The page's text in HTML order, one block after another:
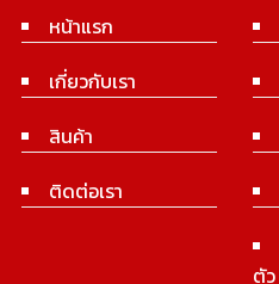
หน้าแรก
เกี่ยวกับเรา
สินค้า
ติดต่อเรา
ตัว